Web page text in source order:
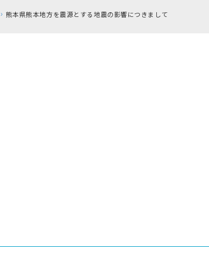
熊本県熊本地方を震源とする地震の影響につきまして